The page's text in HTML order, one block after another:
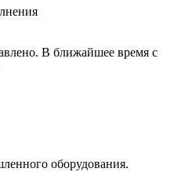
В ближайшее время с
оборудования.